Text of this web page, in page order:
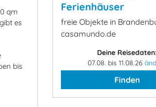
qm
es
bis
Ferienhäuser
freie Objekte in
casamundo.de
Deine
07.08. bis 11.08.26
Finden